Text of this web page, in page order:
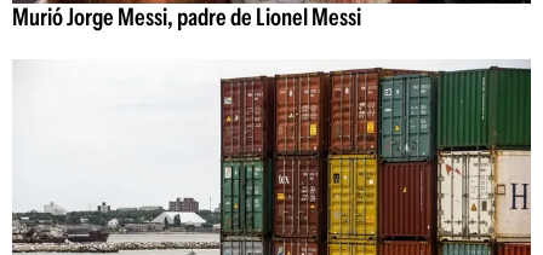
Murió Jorge Messi, padre de Lionel Messi